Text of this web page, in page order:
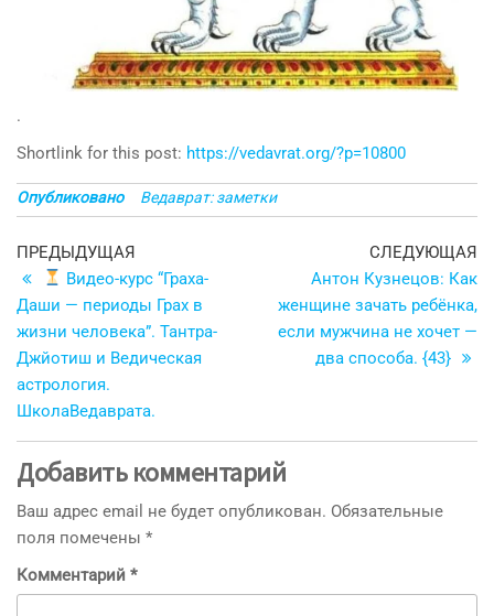
.
Shortlink for this post: https://vedavrat.org/?p=10800
Опубликовано Ведаврат: заметки
Навигация
по
записям
Предыдущая
запись
ПРЕДЫДУЩАЯ
Видео-курс “Граха-
Даши — периоды Грах в
жизни человека”. Тантра-
Джйотиш и Ведическая
астрология.
ШколаВедаврата.
СЛЕДУЮЩАЯ
Антон Кузнецов: Как
женщине зачать ребёнка,
если мужчина не хочет —
два способа. {43}
Добавить комментарий
Ваш адрес email не будет опубликован. Обязательные
поля помечены *
Комментарий *